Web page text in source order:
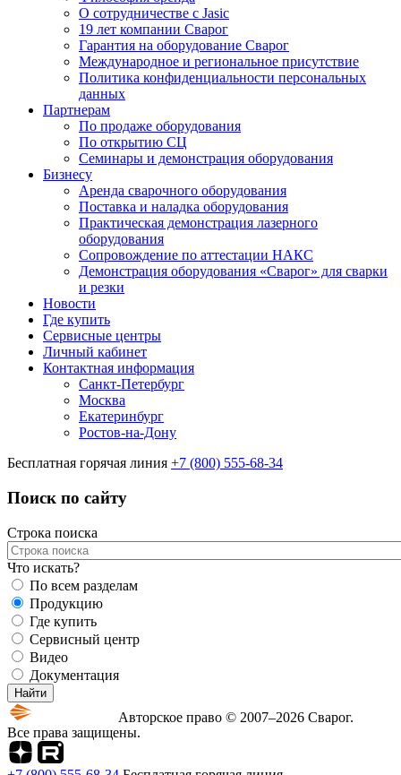
О сотрудничестве с Jasic
19 лет компании Сварог
Гарантия на оборудование Сварог
Международное и региональное присутствие
Политика конфиденциальности персональных
данных
Партнерам
По продаже оборудования
По открытию СЦ
Семинары и демонстрация оборудования
Бизнесу
Аренда сварочного оборудования
Поставка и наладка оборудования
Практическая демонстрация лазерного
оборудования
Сопровождение по аттестации НАКС
Демонстрация оборудования «Сварог» для сварки
и резки
Новости
Где купить
Сервисные центры
Личный кабинет
Контактная информация
Санкт-Петербург
Москва
Екатеринбург
Ростов-на-Дону
Бесплатная горячая линия +7 (800) 555-68-34
Поиск по сайту
Строка поиска
Что искать?
По всем разделам
Продукцию
Где купить
Сервисный центр
Видео
Документация
Авторское право © 2007–2026 Сварог.
Все права защищены.